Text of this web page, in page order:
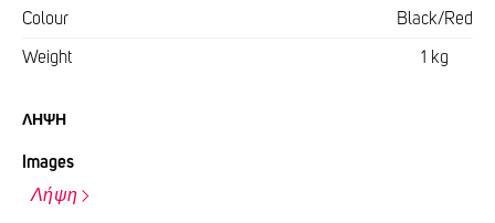
Colour Black/Red
Weight 1 kg
ΛΉΨΗ
Images
Λήψη